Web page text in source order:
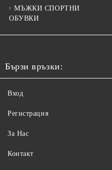
МЪЖКИ СПОРТНИ
ОБУВКИ
Бързи връзки:
Вход
Регистрация
За Нас
Контакт